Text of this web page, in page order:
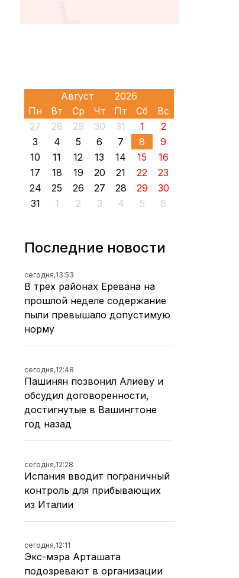
Пн Вт Ср Чт Пт Сб
Вс
27
28 29 30 31 1
2
3
4 5 6 7 8
9
10
11 12 13 14 15
16
17
18 19 20 21 22
23
24
25 26 27 28 29
30
31
1 2 3 4 5 6
Последние новости
сегодня,13:53
В трех районах Еревана на
прошлой неделе содержание
пыли превышало допустимую
норму
сегодня,12:48
Пашинян позвонил Алиеву и
обсудил договоренности,
достигнутые в Вашингтоне
год назад
сегодня,12:28
Испания вводит пограничный
контроль для прибывающих
из Италии
сегодня,12:11
Экс-мэра Арташата
подозревают в организации